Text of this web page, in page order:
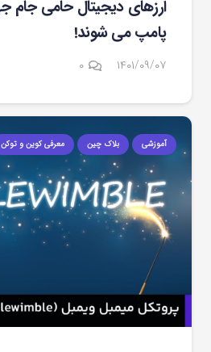
پامپ می شوند!
۱۴۰۱/۰۹/۰۷ ۰
آموزشی بلاک چین معرفی کوین و توکن